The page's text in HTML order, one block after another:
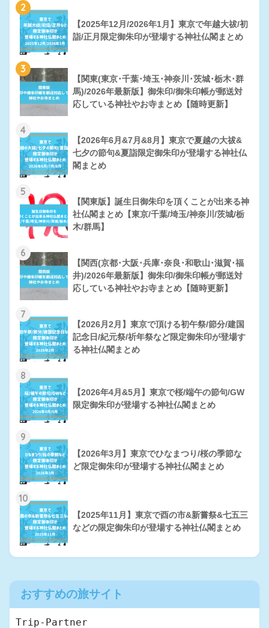
2
【2025年12月/2026年1月】東京で年越大祓/初
詣/正月限定御朱印が登場する神社仏閣まとめ
3
【関東(東京･千葉･埼玉･神奈川･茨城･栃木･群
馬)/2026年最新版】御朱印/御朱印帳が郵送対
応している神社やお寺まとめ【随時更新】
4
【2026年6月&7月&8月】東京で夏越の大祓&
七夕の節句&夏詣限定御朱印が登場する神社仏
閣まとめ
5
【関東版】誕生日御朱印を頂くことが出来る神
社仏閣まとめ【東京/千葉/埼玉/神奈川/茨城/栃
木/群馬】
6
【関西(京都･大阪･兵庫･奈良･和歌山･滋賀･福
井)/2026年最新版】御朱印/御朱印帳が郵送対
応している神社やお寺まとめ【随時更新】
7
【2026月2月】東京で頂ける初午祭/節分/建国
記念日/紀元祭/祈年祭など限定御朱印が登場す
る神社仏閣まとめ
8
【2026年4月&5月】東京で桜/端午の節句/GW
限定御朱印が登場する神社仏閣まとめ
9
【2026年3月】東京でひなまつり/桜の季節な
ど限定御朱印が登場する神社仏閣まとめ
10
【2025年11月】東京で酉の市&新嘗祭&七五三
などの限定御朱印が登場する神社仏閣まとめ
おすすめの旅サイト